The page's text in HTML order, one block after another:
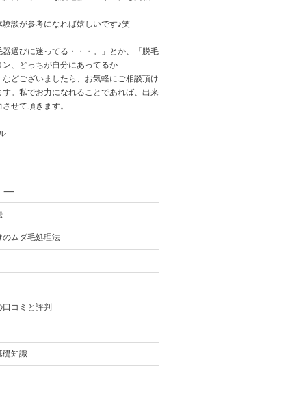
験談が参考になれば嬉しいです♪笑
器選びに迷ってる・・・。」とか、「脱毛
ン、どっちが自分にあってるか
などございましたら、お気軽にご相談頂け
す。私でお力になれることであれば、出来
せて頂きます。
ー
のムダ毛処理法
口コミと評判
礎知識